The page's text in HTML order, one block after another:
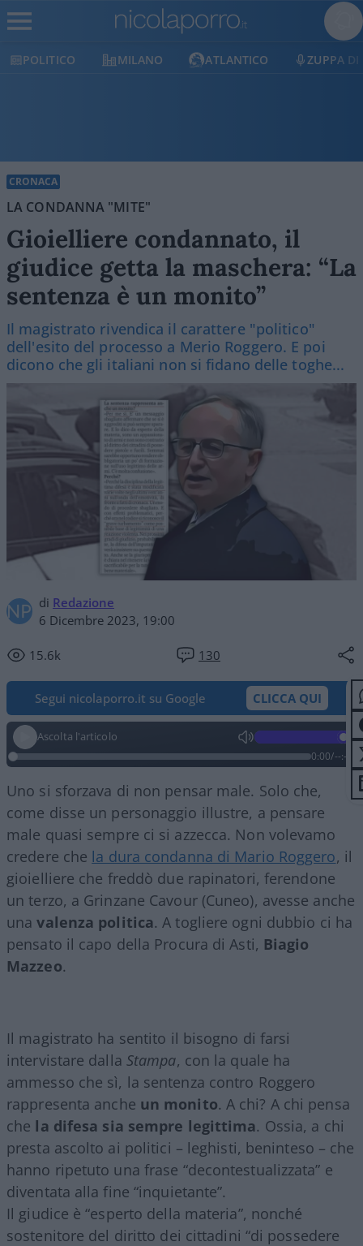
POLITICO MILANO ATLANTICO ZUPPA DI
CRONACA
LA CONDANNA "MITE"
Gioielliere condannato, il
giudice getta la maschera: “La
sentenza è un monito”
Il magistrato rivendica il carattere "politico"
dell'esito del processo a Merio Roggero. E poi
dicono che gli italiani non si fidano delle toghe...
di Redazione
6 Dicembre 2023, 19:00
15.6k 130
Segui nicolaporro.it su Google CLICCA QUI
Ascolta l'articolo
0:00/--:--
Uno si sforzava di non pensar male. Solo che,
come disse un personaggio illustre, a pensare
male quasi sempre ci si azzecca. Non volevamo
credere che la dura condanna di Mario Roggero, il
gioielliere che freddò due rapinatori, ferendone
un terzo, a Grinzane Cavour (Cuneo), avesse anche
unavalenza politica. A togliere ogni dubbio ci ha
pensato il capo della Procura di Asti, Biagio
Mazzeo.
Il magistrato ha sentito il bisogno di farsi
intervistare dalla Stampa, con la quale ha
ammesso che sì, la sentenza contro Roggero
rappresenta anche un monito. A chi? A chi pensa
che la difesa sia sempre legittima. Ossia, a chi
presta ascolto ai politici – leghisti, beninteso – che
hanno ripetuto una frase “decontestualizzata” e
diventata alla fine “inquietante”.
Il giudice è “esperto della materia”, nonché
sostenitore del diritto dei cittadini “di possedere